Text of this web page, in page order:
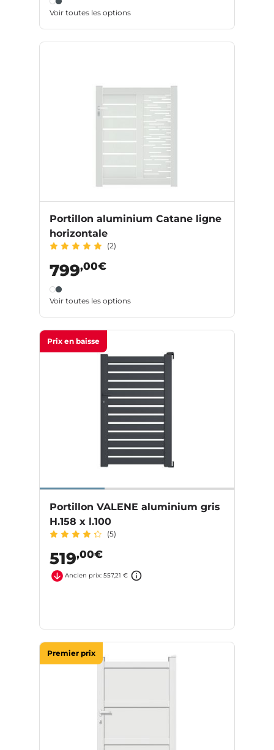
Voir toutes les options
Portillon aluminium Catane ligne
horizontale
(2)
799,00€
Voir toutes les options
Prix en baisse
Portillon VALENE aluminium gris
H.158 x l.100
(5)
519,00€
Ancien prix: 557,21 €
Premier prix